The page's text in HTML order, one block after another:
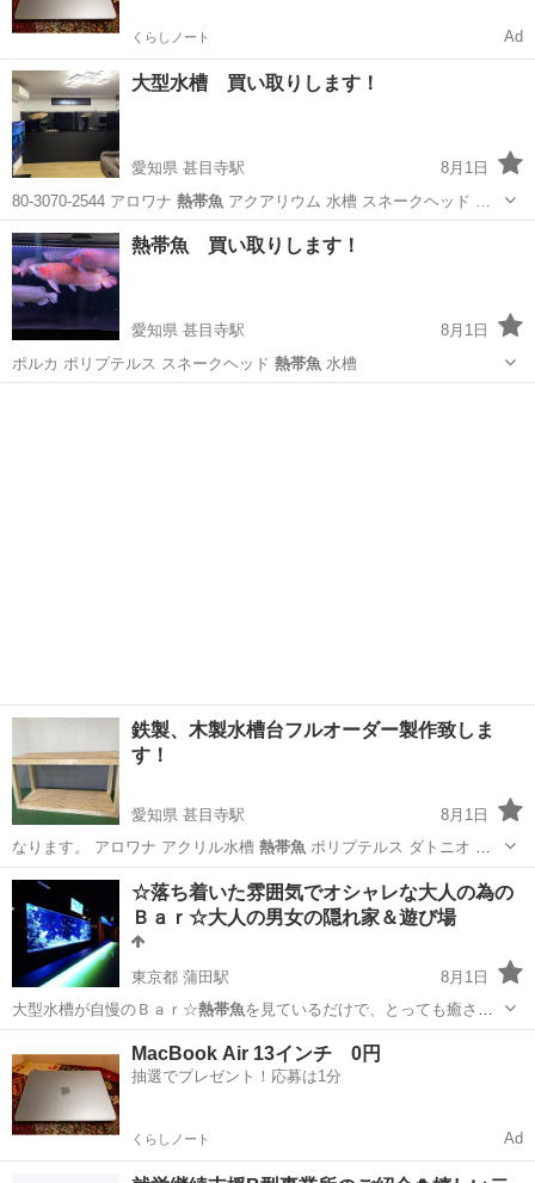
くらしノート Ad
大型水槽 買い取りします！
愛知県 甚目寺駅
8月1日
80-3070-2544 アロワナ 熱帯魚 アクアリウム 水槽 スネークヘッド …
愛知 あま市 甚目寺駅 その他 アクアリウム
熱帯魚 買い取りします！
愛知県 甚目寺駅
8月1日
ポルカ ポリプテルス スネークヘッド 熱帯魚 水槽
鉄製、木製水槽台フルオーダー製作致しま
す！
愛知県 甚目寺駅
8月1日
なります。 アロワナ アクリル水槽 熱帯魚ポリプテルス ダトニオ ポ
ルカ スネ…
愛知 あま市 甚目寺駅 その他
☆落ち着いた雰囲気でオシャレな大人の為の
Ｂａｒ☆大人の男女の隠れ家＆遊び場
東京都 蒲田駅
8月1日
大型水槽が自慢のＢａｒ☆熱帯魚を見ているだけで、とっても癒され
ます。…
大田区 蒲田駅 バー
MacBook Air 13インチ 0円
抽選でプレゼント！応募は1分
くらしノート Ad